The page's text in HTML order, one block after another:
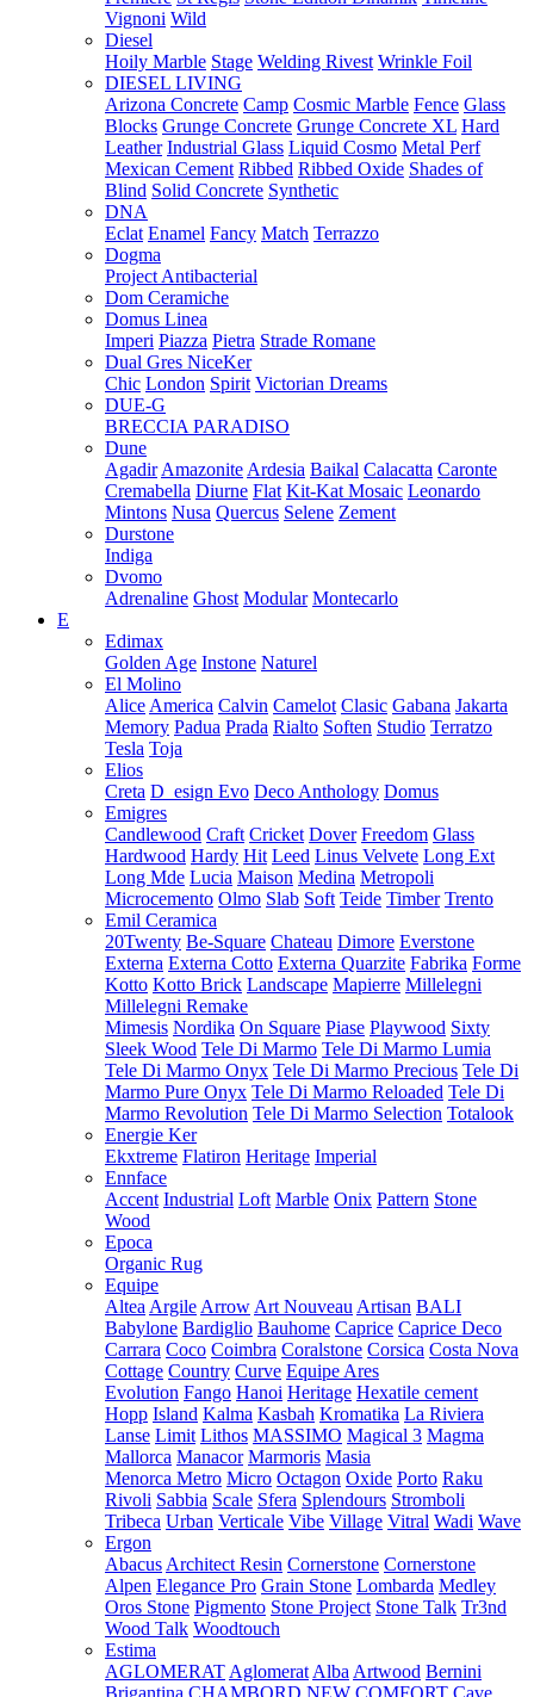
Vignoni Wild
Diesel
Hoily Marble Stage Welding Rivest Wrinkle Foil
DIESEL LIVING
Arizona Concrete Camp Cosmic Marble Fence Glass
Blocks Grunge Concrete Grunge Concrete XL Hard
Leather Industrial Glass Liquid Cosmo Metal Perf
Mexican Cement Ribbed Ribbed Oxide Shades of
Blind Solid Concrete Synthetic
DNA
Eclat Enamel Fancy Match Terrazzo
Dogma
Project Antibacterial
Dom Ceramiche
Domus Linea
Imperi Piazza Pietra Strade Romane
Dual Gres NiceKer
Chic London Spirit Victorian Dreams
DUE-G
BRECCIA PARADISO
Dune
Agadir Amazonite Ardesia Baikal Calacatta Caronte
Cremabella Diurne Flat Kit-Kat Mosaic Leonardo
Mintons Nusa Quercus Selene Zement
Durstone
Indiga
Dvomo
Adrenaline Ghost Modular Montecarlo
E
Edimax
Golden Age Instone Naturel
El Molino
Alice America Calvin Camelot Clasic Gabana Jakarta
Memory Padua Prada Rialto Soften Studio Terratzo
Tesla Toja
Elios
Creta D_esign Evo Deco Anthology Domus
Emigres
Candlewood Craft Cricket Dover Freedom Glass
Hardwood Hardy Hit Leed Linus Velvete Long Ext
Long Mde Lucia Maison Medina Metropoli
Microcemento Olmo Slab Soft Teide Timber Trento
Emil Ceramica
20Twenty Be-Square Chateau Dimore Everstone
Externa Externa Cotto Externa Quarzite Fabrika Forme
Kotto Kotto Brick Landscape Mapierre Millelegni
Millelegni Remake
Mimesis Nordika On Square Piase Playwood Sixty
Sleek Wood Tele Di Marmo Tele Di Marmo Lumia
Tele Di Marmo Onyx Tele Di Marmo Precious Tele Di
Marmo Pure Onyx Tele Di Marmo Reloaded Tele Di
Marmo Revolution Tele Di Marmo Selection Totalook
Energie Ker
Ekxtreme Flatiron Heritage Imperial
Ennface
Accent Industrial Loft Marble Onix Pattern Stone
Wood
Epoca
Organic Rug
Equipe
Altea Argile Arrow Art Nouveau Artisan BALI
Babylone Bardiglio Bauhome Caprice Caprice Deco
Carrara Coco Coimbra Coralstone Corsica Costa Nova
Cottage Country Curve Equipe Ares
Evolution Fango Hanoi Heritage Hexatile cement
Hopp Island Kalma Kasbah Kromatika La Riviera
Lanse Limit Lithos MASSIMO Magical 3 Magma
Mallorca Manacor Marmoris Masia
Menorca Metro Micro Octagon Oxide Porto Raku
Rivoli Sabbia Scale Sfera Splendours Stromboli
Tribeca Urban Verticale Vibe Village Vitral Wadi Wave
Ergon
Abacus Architect Resin Cornerstone Cornerstone
Alpen Elegance Pro Grain Stone Lombarda Medley
Oros Stone Pigmento Stone Project Stone Talk Tr3nd
Wood Talk Woodtouch
Estima
AGLOMERAT Aglomerat Alba Artwood Bernini